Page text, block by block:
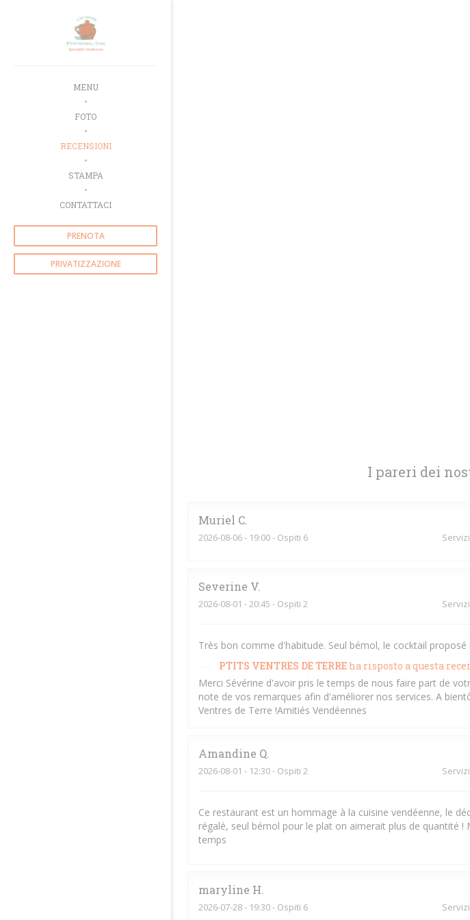
MENU
FOTO
RECENSIONI
STAMPA
CONTATTACI
PRENOTA
PRIVATIZZAZIONE
I pareri dei
Muriel C
2026-08-06- 19:00 - Ospiti 6
Severine V
2026-08-01 - 20:45 - Ospiti 2
Très bon comme d'habitude. Seul bémol, le cocktail
PTITS VENTRES DE TERRE ha risposto a questa
Merci Sévérine d'avoir pris le temps de nous faire part de
note de vos remarques afin d'améliorer nos services. A
Ventres de Terre !Amitiés Vendéennes
Amandine Q
2026-08-01 - 12:30 - Ospiti 2
Ce restaurant est un hommage à la cuisine vendéenne, le
régalé, seul bémol pour le plat on aimerait plus de quantité
temps
maryline H
2026-07-28- 19:30 - Ospiti 6